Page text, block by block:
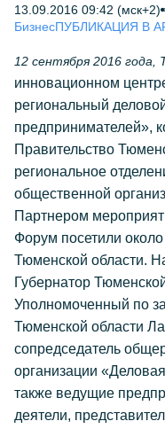
13.09.2016 09:42 (мск+2)
БизнесПУБЛИКАЦИЯ В
12 сентября 2016 года,
инновационном
региональный
предпринимателей»,
Правительство
региональное
общественной
Партнером
Форум посетили
Тюменской области.
Губернатор
Уполномоченный по
Тюменской области
сопредседатель
организации
также ведущие
деятели,